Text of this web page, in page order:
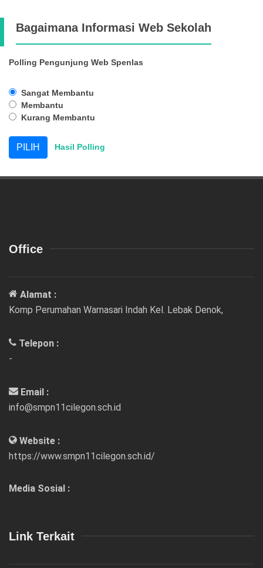
Bagaimana Informasi Web Sekolah
Polling Pengunjung Web Spenlas
Sangat Membantu
Membantu
Kurang Membantu
Hasil Polling
Office
Alamat :
Komp Perumahan Warnasari Indah Kel. Lebak Denok,
Telepon :
-
Email :
info@smpn11cilegon.sch.id
Website :
https://www.smpn11cilegon.sch.id/
Media Sosial :
Link Terkait